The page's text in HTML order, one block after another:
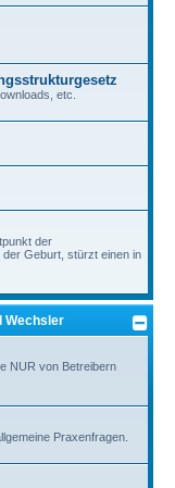
etc.
der
Geburt, stürzt einen in
Wechsler
NUR von Betreibern
Praxenfragen.